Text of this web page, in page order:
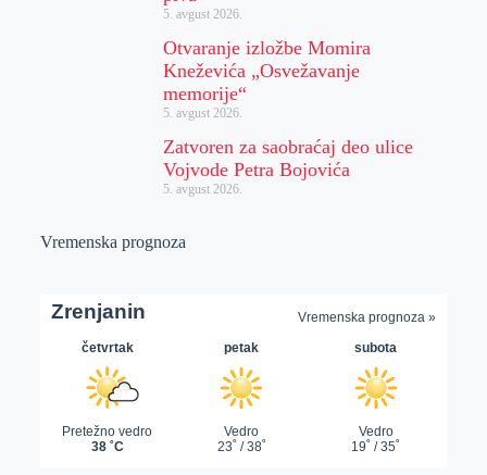
5. avgust 2026.
Otvaranje izložbe Momira
Kneževića „Osvežavanje
memorije“
5. avgust 2026.
Zatvoren za saobraćaj deo ulice
Vojvode Petra Bojovića
5. avgust 2026.
Vremenska prognoza